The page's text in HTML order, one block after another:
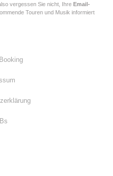
vergessen Sie nicht, Ihre Email-
Touren und Musik informiert